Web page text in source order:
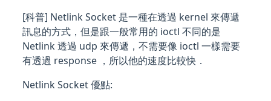
[科普] Netlink Socket 是一種在透過 kernel 來傳遞
訊息的方式，但是跟一般常用的 ioctl 不同的是
Netlink 透過 udp 來傳遞，不需要像 ioctl 一樣需要
有透過 response ，所以他的速度比較快．
Netlink Socket 優點: